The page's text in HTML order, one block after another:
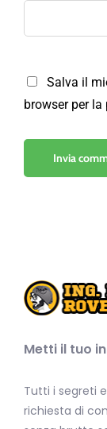
Salva il
browser per
Metti il tuo
Tutti i segreti
richiesta di